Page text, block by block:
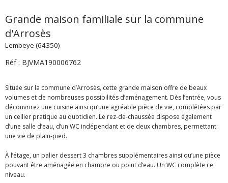
Grande maison familiale sur la commune
d'Arrosès
Lembeye (64350)
Réf : BJVMA190006762
Située sur la commune d’Arrosès, cette grande maison offre de beaux
volumes et de nombreuses possibilités d’aménagement. Dès l’entrée, vous
découvrirez une cuisine ainsi qu’une agréable pièce de vie, complétées par
un cellier pratique au quotidien. Le rez-de-chaussée dispose également
d’une salle d’eau, d’un WC indépendant et de deux chambres, permettant
une vie de plain-pied.
À l’étage, un palier dessert 3 chambres supplémentaires ainsi qu’une pièce
pouvant être aménagée en chambre ou point d’eau. Un WC complète ce
niveau.